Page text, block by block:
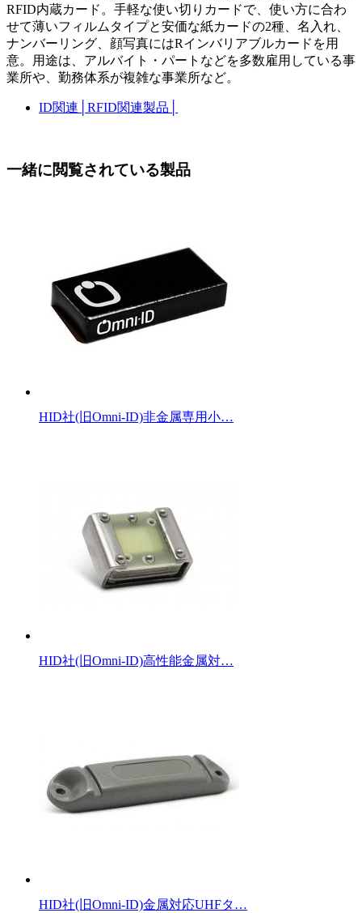
RFID内蔵カード。手軽な使い切りカードで、使い方に合わ
せて薄いフィルムタイプと安価な紙カードの2種、名入れ、
ナンバーリング、顔写真にはRインバリアブルカードを用
意。用途は、アルバイト・パートなどを多数雇用している事
業所や、勤務体系が複雑な事業所など。
ID関連 RFID関連製品
一緒に閲覧されている製品
HID社(旧Omni-ID)非金属専用小…
HID社(旧Omni-ID)高性能金属対…
HID社(旧Omni-ID)金属対応UHFタ…